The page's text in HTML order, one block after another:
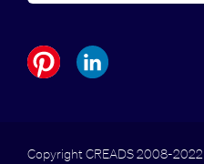
Copyright CREADS 2008-2022